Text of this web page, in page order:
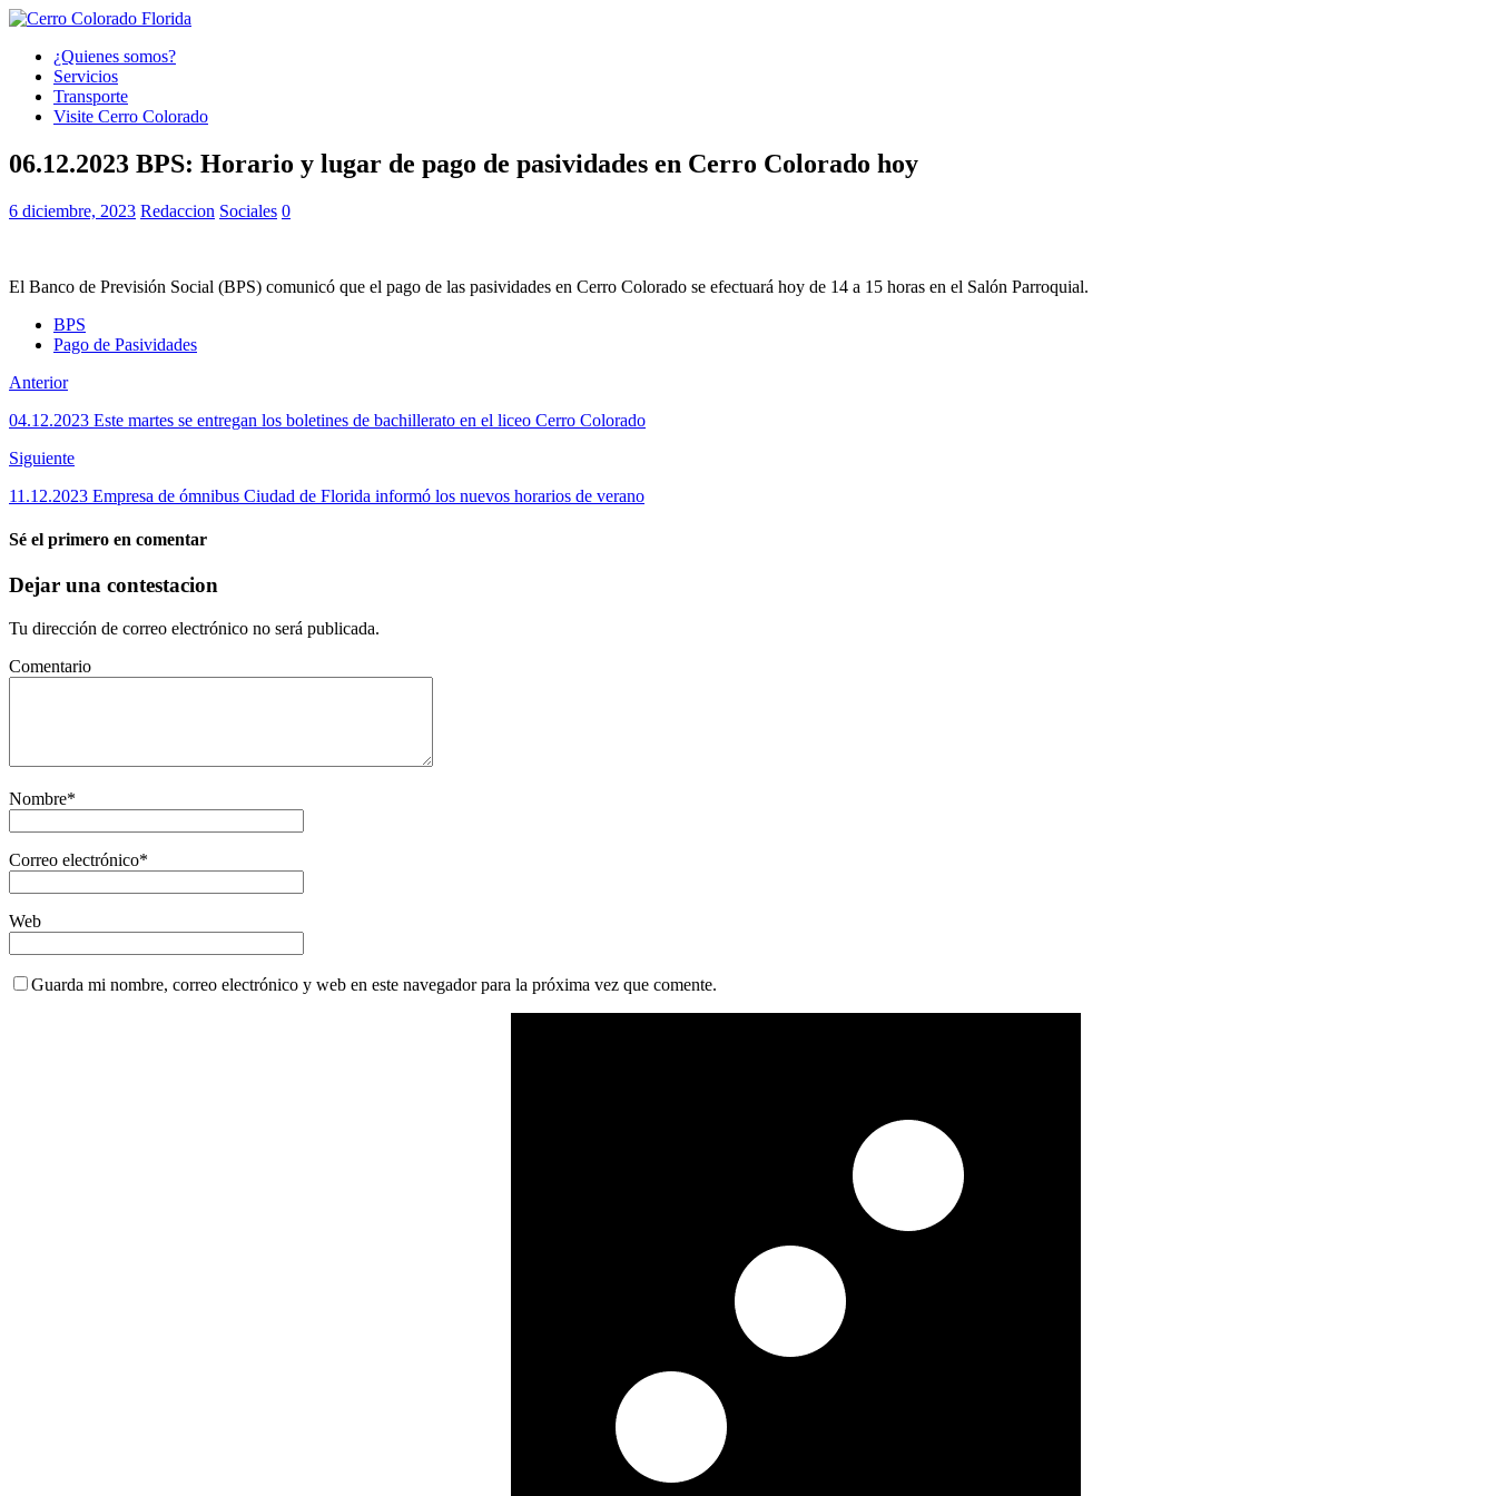
¿Quienes somos?
Servicios
Transporte
Visite Cerro Colorado
06.12.2023 BPS: Horario y lugar de pago de pasividades en Cerro Colorado hoy
6 diciembre, 2023 Redaccion Sociales 0
El Banco de Previsión Social (BPS) comunicó que el pago de las pasividades en Cerro Colorado se efectuará hoy de 14 a 15 horas en el Salón Parroquial.
BPS
Pago de Pasividades
Anterior
04.12.2023 Este martes se entregan los boletines de bachillerato en el liceo Cerro Colorado
Siguiente
11.12.2023 Empresa de ómnibus Ciudad de Florida informó los nuevos horarios de verano
Sé el primero en comentar
Dejar una contestacion
Tu dirección de correo electrónico no será publicada.
Comentario
Nombre*
Correo electrónico*
Web
Guarda mi nombre, correo electrónico y web en este navegador para la próxima vez que comente.